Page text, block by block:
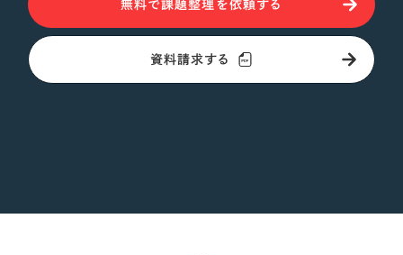
オレンジ・橙色
無料で課題整理を依頼する
資料請求する